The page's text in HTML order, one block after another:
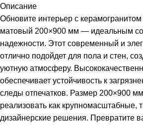
Описание
Обновите интерьер с
матовый 200×900 мм — идеальным
надежности. Этот современный и
отлично подойдет для пола и стен,
уютную атмосферу.
обеспечивает устойчивость к
следы отпечатков. Размер 200×900
реализовать как крупномасштабные,
дизайнерские решения. Превратите